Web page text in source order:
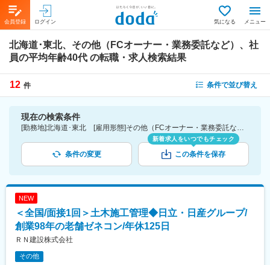
会員登録 ログイン 気になる メニュー
北海道･東北、その他（FCオーナー・業務委託など）、社
員の平均年齢40代 の転職・求人検索結果
12 件 条件で並び替え
現在の検索条件
[勤務地]北海道･東北 [雇用形態]その他（FCオーナー・業務委託など） [詳細条件](社員の平均年齢)40代
条件の変更
新着求人をいつでもチェック
この条件を保存
NEW
＜全国/面接1回＞土木施工管理◆日立・日産グループ/
創業98年の老舗ゼネコン/年休125日
ＲＮ建設株式会社
その他